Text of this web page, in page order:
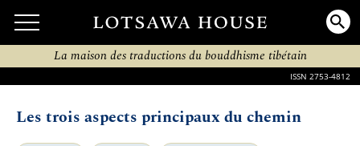
La maison des traductions du bouddhisme tibétain
ISSN 2753-4812
Les trois aspects principaux du chemin